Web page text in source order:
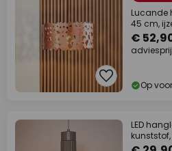
Lucande
45 cm,
€
Op
LED